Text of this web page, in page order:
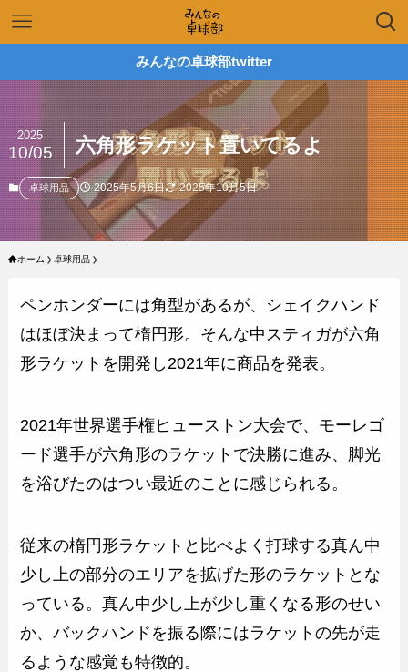
みんなの卓球部twitter
六角形ラケット置いてるよ
2025
10/05
卓球用品 2025年5月6日 2025年10月5日
ホーム 卓球用品
ペンホンダーには角型があるが、シェイクハンド
はほぼ決まって楕円形。そんな中スティガが六角
形ラケットを開発し2021年に商品を発表。
2021年世界選手権ヒューストン大会で、モーレゴ
ード選手が六角形のラケットで決勝に進み、脚光
を浴びたのはつい最近のことに感じられる。
従来の楕円形ラケットと比べよく打球する真ん中
少し上の部分のエリアを拡げた形のラケットとな
っている。真ん中少し上が少し重くなる形のせい
か、バックハンドを振る際にはラケットの先が走
るような感覚も特徴的。